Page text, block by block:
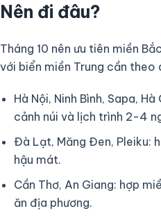
Nên đi đâu?
Tháng 10 nên ưu tiên miền
với biển miền Trung cần
Hà Nội, Ninh Bình, Sapa,
cảnh núi và lịch trình 2-4
Đà Lạt, Măng Đen, Pleiku:
hậu mát.
Cần Thơ, An Giang: hợp
ăn địa phương.